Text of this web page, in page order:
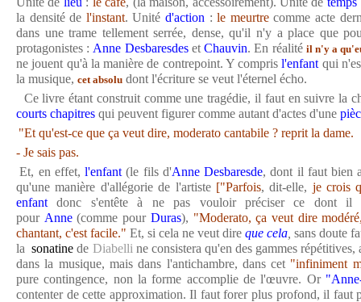
la densité de l'instant. Unitéd'action :le meurtrecomme acte
dans une trame tellement serrée, dense, qu'il n'y a place que
protagonistes : Anne DesbaresdesetChauvin. En réalité il n'y a
ne jouent qu'à la manière de contrepoint. Y comprisl'enfant qui
la musique, cet absolu dont l'écriture se veut l'éternel écho.
Ce livre étant construit comme une tragédie, il faut en suivre la
courts chapitres qui peuvent figurer comme autant d'actes d'une
"Et qu'est-ce que ça veut dire, moderato cantabile ? reprit la dame.
- Je sais pas.
Et, en effet, l'enfant(le fils d'Anne Desbaresde, dont il faut bien
qu'une manière d'allégorie de l'artiste ["Parfois, dit-elle, je crois
enfant donc s'entête à ne pas vouloir préciser ce dont il
pour Anne(comme pour Duras), "Moderato, ça veut dire
chantant, c'est facile." Et, si cela ne veut dire que cela sans doute
la sonatine de Diabelli ne consistera qu'en des gammes répétitives,
dans la musique, mais dans l'antichambre, dans cet "infiniment
pure contingence, non la forme accomplie de l'œuvre. Or
contenter de cette approximation. Il faut forer plus profond, il faut